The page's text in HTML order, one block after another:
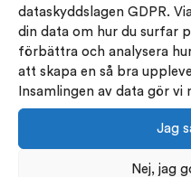
dataskyddslagen GDPR.
din data om hur du surfar
förbättra och analysera
att skapa en så bra
Insamlingen av data gör
Jag
Nej, jag